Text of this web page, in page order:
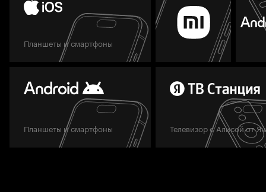
Планшеты и смартфоны
Планшеты и смартфоны Телевизор с Алисой от